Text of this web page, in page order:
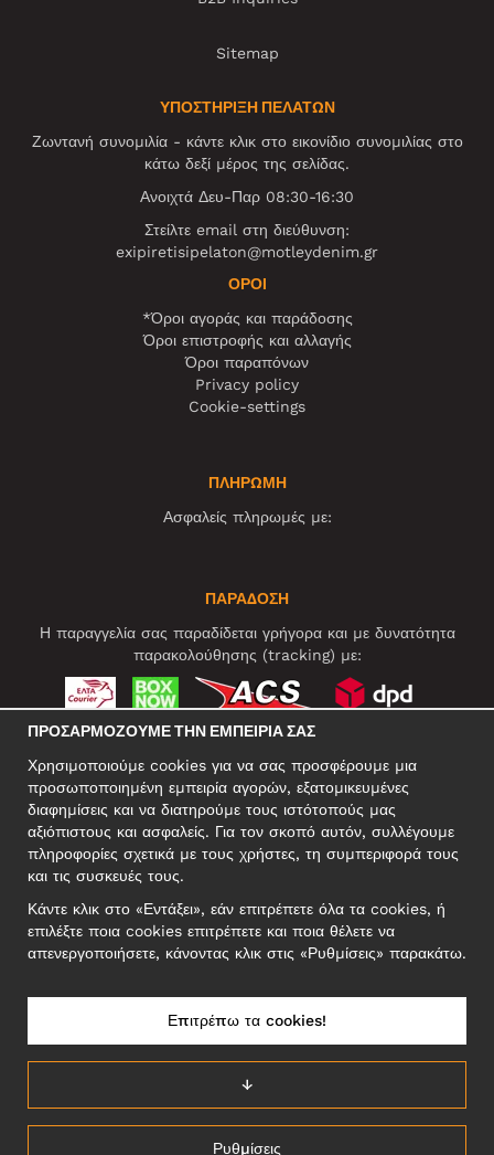
Sitemap
ΥΠΟΣΤΗΡΙΞΗ ΠΕΛΑΤΩΝ
Ζωντανή συνομιλία - κάντε κλικ στο εικονίδιο συνομιλίας στο
κάτω δεξί μέρος της σελίδας.
Ανοιχτά Δευ-Παρ 08:30-16:30
Στείλτε email στη διεύθυνση:
exipiretisipelaton@motleydenim.gr
ΌΡΟΙ
*Όροι αγοράς και παράδοσης
Όροι επιστροφής και αλλαγής
Όροι παραπόνων
Privacy policy
Cookie-settings
ΠΛΗΡΩΜΗ
Ασφαλείς πληρωμές με:
ΠΑΡΑΔΟΣΗ
Η παραγγελία σας παραδίδεται γρήγορα και με δυνατότητα
παρακολούθησης (tracking) με:
ΕΠΑΓΓΕΛΜΑΤΙΚΗ ΔΙΕΥΘΥΝΣΗ
Motley Denim Europe OÜ
Reg: 12356245
ΣΗΜΕΙΩΣΗ! Μη στέλνετε επιστρεφόμενα προϊόντα σε αυτήν τη
ΕΛΛΆΔΑ/ΕΛΛΗΝΙΚΆ
ΠΡΟΣΑΡΜΌΖΟΥΜΕ ΤΗΝ ΕΜΠΕΙΡΊΑ ΣΑΣ
Χρησιμοποιούμε cookies για να σας προσφέρουμε μια
προσωποποιημένη εμπειρία αγορών, εξατομικευμένες
διαφημίσεις και να διατηρούμε τους ιστότοπούς μας
αξιόπιστους και ασφαλείς. Για τον σκοπό αυτόν, συλλέγουμε
πληροφορίες σχετικά με τους χρήστες, τη συμπεριφορά τους
και τις συσκευές τους.
Κάντε κλικ στο «Εντάξει», εάν επιτρέπετε όλα τα cookies, ή
επιλέξτε ποια cookies επιτρέπετε και ποια θέλετε να
απενεργοποιήσετε, κάνοντας κλικ στις «Ρυθμίσεις» παρακάτω.
Ρυθμίσεις
↓
Επιτρέπω τα cookies!